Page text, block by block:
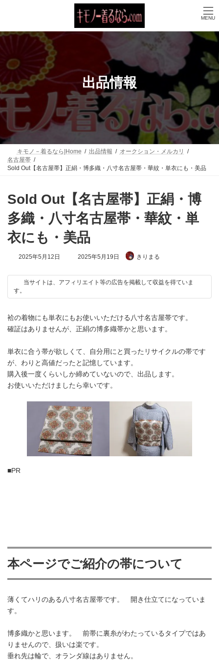
ン
ツ
プ
ー
シ
動
出品情報
キモノ－着るなら|Home 出品情報
オークション・メルカリ
名古屋帯
Sold Out【名古屋帯】正絹・博多織・八寸名古屋帯・華紋・単衣にも・美品
Sold Out【名古屋帯】正絹・博
多織・八寸名古屋帯・華紋・単
衣にも・美品
2025年5月12日
最
新
日
2025年5月19日 きりまる
当サイトは、アフィリエイト等の広告を掲載して収益を得ていま
す。
袷の着物にも単衣にもお使いいただける八寸名古屋帯です。
確証はありませんが、正絹の博多織帯かと思います。
単衣に合う帯が欲しくて、自分用にと買ったリサイクルの帯です
が、わりと高値だったと記憶しています。
購入後一度くらいしか締めていないので、出品します。
お使いいただけましたら幸いです。
■PR
本ページでご紹介の帯について
薄くてハリのある八寸名古屋帯です。 開き仕立てになっていま
す。
博多織かと思います。 前帯に裏糸がわたっているタイプではあ
りませんので、扱いは楽です。
垂れ先は輪で、オランダ線はありません。
MENU